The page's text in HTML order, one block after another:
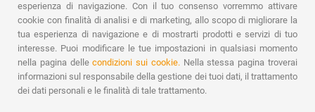
PRODOTTI
Passeggio
Seggiolini Auto A casa Pappa
Nanna
Igiene
Mamma e bebè Abbigliamento Gioco
Gift card
Kit baby set
Idee regalo Camerette
Promozioni
Promozioni
Marchi
esperienza di navigazione. Con il tuo consenso vorremmo attivare
cookie con finalità di analisi e di marketing, allo scopo di migliorare la
tua esperienza di navigazione e di mostrarti prodotti e servizi di tuo
interesse. Puoi modificare le tue impostazioni in qualsiasi momento
nella pagina dellecondizioni sui cookie.Nella stessa pagina troverai
informazioni sul responsabile della gestione dei tuoi dati, il trattamento
dei dati personali e le finalità di tale trattamento.